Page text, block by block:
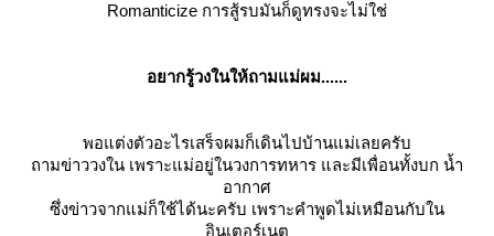
Romanticize การสู้รบมันก็ดูทรงจะไม่ใช่
อยากรู้วงในให้ถามแม่ผม......
พอแต่งตัวอะไรเสร็จผมก็เดินไปบ้านแม่เลยครับ
ถามข่าววงใน เพราะแม่อยู่ในวงการทหาร และมีเพื่อนทั้งบก น้ำ
อากาศ
ซึ่งข่าวจากแม่ก็ใช้ได้นะครับ เพราะคำพูดไม่เหมือนกับใน
อินเตอร์เนต